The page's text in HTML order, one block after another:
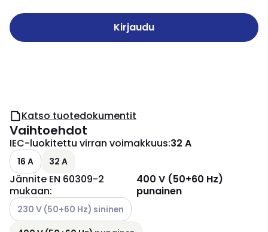
Kirjaudu
Katso tuotedokumentit
Vaihtoehdot
IEC-luokitettu virran voimakkuus:32 A
16 A 32 A
Jännite EN 60309-2
mukaan:
400 V (50+60 Hz)
punainen
Katso käytettävissä olevat vaihtoehdot
230 V (50+60 Hz) sininen